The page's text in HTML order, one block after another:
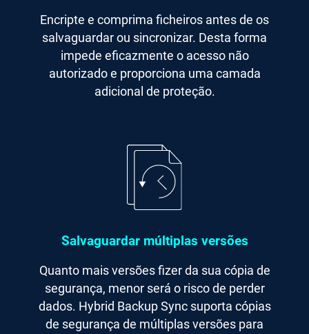
Encripte e comprima ficheiros antes de os
salvaguardar ou sincronizar. Desta forma
impede eficazmente o acesso não
autorizado e proporciona uma camada
adicional de proteção.
Salvaguardar múltiplas versões
Quanto mais versões fizer da sua cópia de
segurança, menor será o risco de perder
dados. Hybrid Backup Sync suporta cópias
de segurança de múltiplas versões para